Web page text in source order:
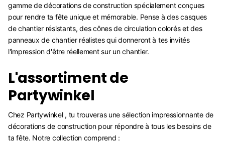
gamme de décorations de construction spécialement conçues
pour rendre ta fête unique et mémorable. Pense à des casques
de chantier résistants, des cônes de circulation colorés et des
panneaux de chantier réalistes qui donneront à tes invités
l'impression d'être réellement sur un chantier.
L'assortiment de
Partywinkel
Chez Partywinkel , tu trouveras une sélection impressionnante de
décorations de construction pour répondre à tous les besoins de
ta fête. Notre collection comprend :